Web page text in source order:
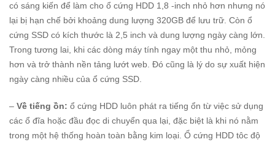
có sáng kiến để làm cho ổ cứng HDD 1,8 -inch nhỏ hơn nhưng nó
lại bị hạn chế bởi khoảng dung lượng 320GB để lưu trữ. Còn ổ
cứng SSD có kích thước là 2,5 inch và dung lượng ngày càng lớn.
Trong tương lai, khi các dòng máy tính ngay một thu nhỏ, mỏng
hơn và trở thành nền tảng lướt web. Đó cũng là lý do sự xuất hiện
ngày càng nhiều của ổ cứng SSD.
– Về tiếng ồn: ổ cứng HDD luôn phát ra tiếng ổn từ việc sử dụng
các ổ đĩa hoặc đầu đọc di chuyển qua lại, đặc biệt là khi nó nằm
trong một hệ thống hoàn toàn bằng kim loại. Ổ cứng HDD tôc độ